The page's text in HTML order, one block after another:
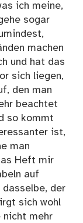
ich meine,
sogar
machen
und hat das
sich liegen,
den man
beachtet
so kommt
ist,
man
Heft mir
auf
der
sich wohl
nicht mehr